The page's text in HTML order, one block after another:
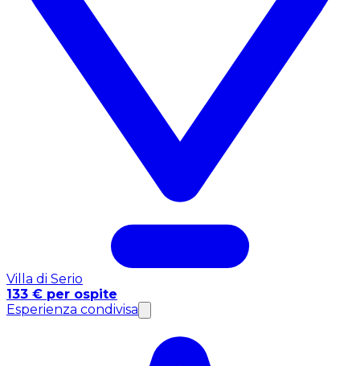
Villa di Serio
133 € per ospite
Esperienza condivisa